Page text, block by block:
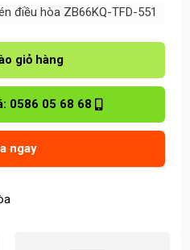
điều hòa ZB66KQ-TFD-551
giỏ hàng
0586 05 68 68
ngay